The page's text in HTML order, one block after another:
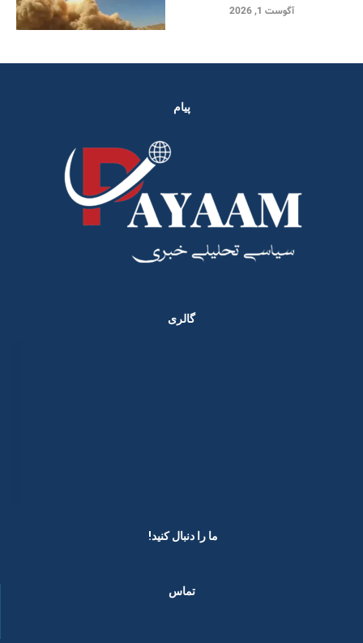
آگوست 1, 2026
پیام
گالری
ما را دنبال کنید! ​
تماس